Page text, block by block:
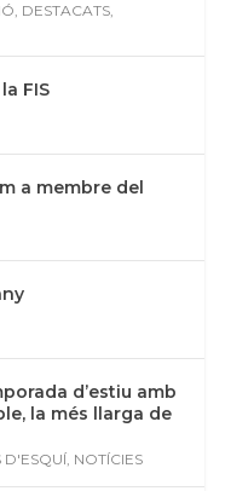
, DESTACATS,
FIS
a membre del
d’estiu amb
la més llarga de
D'ESQUÍ, NOTÍCIES